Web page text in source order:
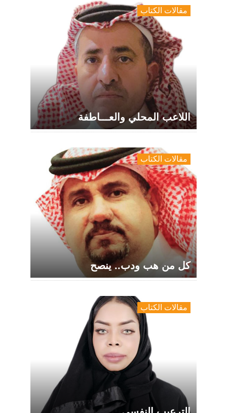
مقالات الكتاب
اللاعب المحلي والعـــاطفة
مقالات الكتاب
كل من هب ودب.. ينصح
مقالات الكتاب